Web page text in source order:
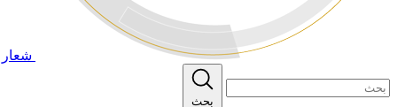
شعار
بحث